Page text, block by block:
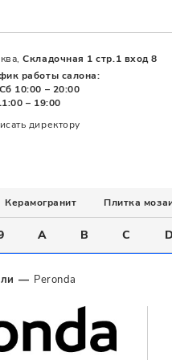
директору
Складочная 1 стр.1 вход 8
работы салона:
10:00 – 20:00
– 19:00
Стиль
Современный
Пэчворк
Керамогранит
Поверхность
Матовая
Полированная
Плитка
Цвет
Белый
Серый
A B C D
Peronda